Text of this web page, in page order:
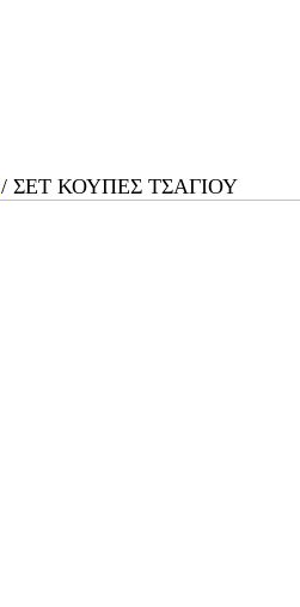
/ ΣΕΤ ΚΟΥΠΕΣ ΤΣΑΓΙΟΥ